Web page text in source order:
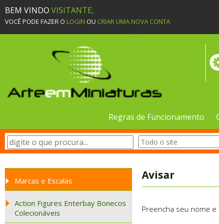
BEM VINDO VISITANTE,
VOCÊ PODE FAZER O LOGIN OU CRIAR UMA NOVA CONTA
Regras de Funcionamento
Marcas e Escalas
Action Figures Enterbay Bonecos
Colecionáveis
Avisar
Preencha seu nome